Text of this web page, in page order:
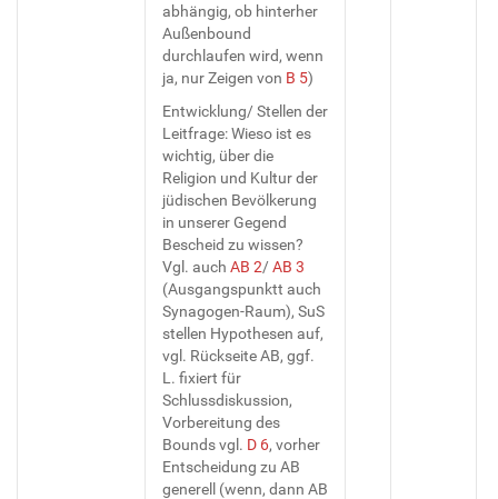
abhängig, ob hinterher
Außenbound
durchlaufen wird, wenn
ja, nur Zeigen von B 5)
Entwicklung/ Stellen der
Leitfrage: Wieso ist es
wichtig, über die
Religion und Kultur der
jüdischen Bevölkerung
in unserer Gegend
Bescheid zu wissen?
Vgl. auch AB 2/AB 3
(Ausgangspunktt auch
Synagogen-Raum), SuS
stellen Hypothesen auf,
vgl. Rückseite AB, ggf.
L. fixiert für
Schlussdiskussion,
Vorbereitung des
Bounds vgl. D 6, vorher
Entscheidung zu AB
generell (wenn, dann AB